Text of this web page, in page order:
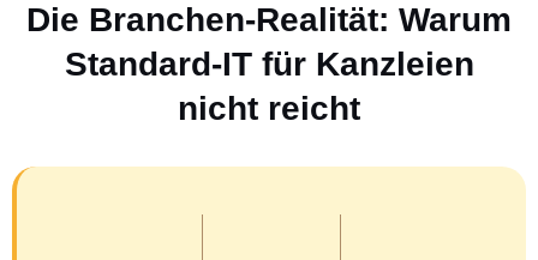
Die Branchen-Realität: Warum
Standard-IT für Kanzleien
nicht reicht